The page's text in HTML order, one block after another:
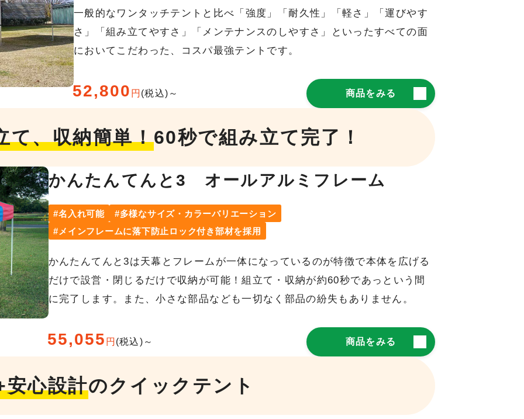
一般的なワンタッチテントと比べ「強度」「耐久性」「軽さ」「運びやす
さ」「組み立てやすさ」「メンテナンスのしやすさ」といったすべての面
においてこだわった、コスパ最強テントです。
52,800 円 (税込)～ 商品をみる
て、収納簡単！60秒で組み立て完了！
かんたんてんと3 オールアルミフレーム
名入れ可能
多様なサイズ・カラーバリエーション
メインフレームに落下防止ロック付き部材を採用
かんたんてんと3は天幕とフレームが一体になっているのが特徴で本体を広げる
だけで設営・閉じるだけで収納が可能！組立て・収納が約60秒であっという間
に完了します。また、小さな部品なども一切なく部品の紛失もありません。
55,055 円 (税込)～ 商品をみる
安心設計のクイックテント